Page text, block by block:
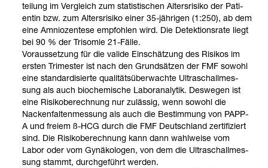
tei­lung im Ver­gleich zum sta­tis­ti­schen Alters­ri­siko der Pati­
en­tin bzw. zum Alters­ri­siko einer 35-​jäh­ri­gen (1:250), ab dem
eine Amnio­zen­tese emp­foh­len wird. Die Detek­ti­ons­rate liegt
bei 90 % der Tri­so­mie 21-​Fälle.
Vor­aus­set­zung für die valide Ein­schät­zung des Risi­kos im
ers­ten Tri­mes­ter ist nach den Grund­sät­zen der FMF sowohl
eine stan­dar­di­sierte qua­li­täts­über­wachte Ultra­schall­mes­
sung als auch bio­che­mi­sche Labor­ana­ly­tik. Des­we­gen ist
eine Risi­ko­be­rech­nung nur zuläs­sig, wenn sowohl die
Nacken­fal­ten­mes­sung als auch die Bestim­mung von PAPP-​
A und freiem ß-​HCG durch die FMF Deutsch­land zer­ti­fi­ziert
sind. Die Risi­ko­be­rech­nung kann dann wahl­weise vom
Labor oder vom Gynä­ko­lo­gen, von dem die Ultra­schall­mes­
sung stammt, durch­ge­führt wer­den.